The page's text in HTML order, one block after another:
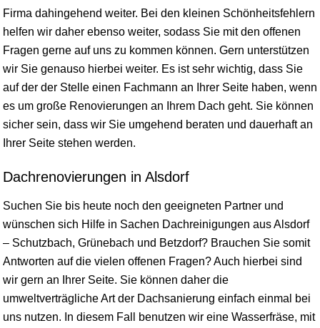
Firma dahingehend weiter. Bei den kleinen Schönheitsfehlern
helfen wir daher ebenso weiter, sodass Sie mit den offenen
Fragen gerne auf uns zu kommen können. Gern unterstützen
wir Sie genauso hierbei weiter. Es ist sehr wichtig, dass Sie
auf der der Stelle einen Fachmann an Ihrer Seite haben, wenn
es um große Renovierungen an Ihrem Dach geht. Sie können
sicher sein, dass wir Sie umgehend beraten und dauerhaft an
Ihrer Seite stehen werden.
Dachrenovierungen in Alsdorf
Suchen Sie bis heute noch den geeigneten Partner und
wünschen sich Hilfe in Sachen Dachreinigungen aus Alsdorf
– Schutzbach, Grünebach und Betzdorf? Brauchen Sie somit
Antworten auf die vielen offenen Fragen? Auch hierbei sind
wir gern an Ihrer Seite. Sie können daher die
umweltverträgliche Art der Dachsanierung einfach einmal bei
uns nutzen. In diesem Fall benutzen wir eine Wasserfräse, mit